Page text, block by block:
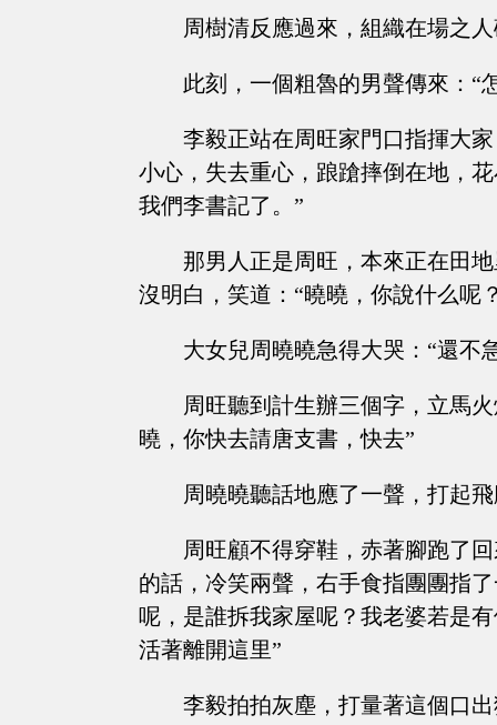
周樹清反應過來，組織在場之
此刻，一個粗魯的男聲傳來：“
李毅正站在周旺家門口指揮大
小心，失去重心，踉蹌摔倒在地，
我們李書記了。”
那男人正是周旺，本來正在田
沒明白，笑道：“曉曉，你說什么呢
大女兒周曉曉急得大哭：“還不
周旺聽到計生辦三個字，立馬
曉，你快去請唐支書，快去”
周曉曉聽話地應了一聲，打起
周旺顧不得穿鞋，赤著腳跑了
的話，冷笑兩聲，右手食指團團指
呢，是誰拆我家屋呢？我老婆若是
活著離開這里”
李毅拍拍灰塵，打量著這個口